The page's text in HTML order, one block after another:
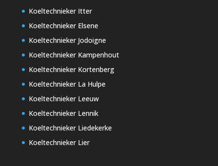
Koeltechnieker Itter
Koeltechnieker Elsene
Koeltechnieker Jodoigne
Koeltechnieker Kampenhout
Koeltechnieker Kortenberg
Koeltechnieker La Hulpe
Koeltechnieker Leeuw
Koeltechnieker Lennik
Koeltechnieker Liedekerke
Koeltechnieker Lier